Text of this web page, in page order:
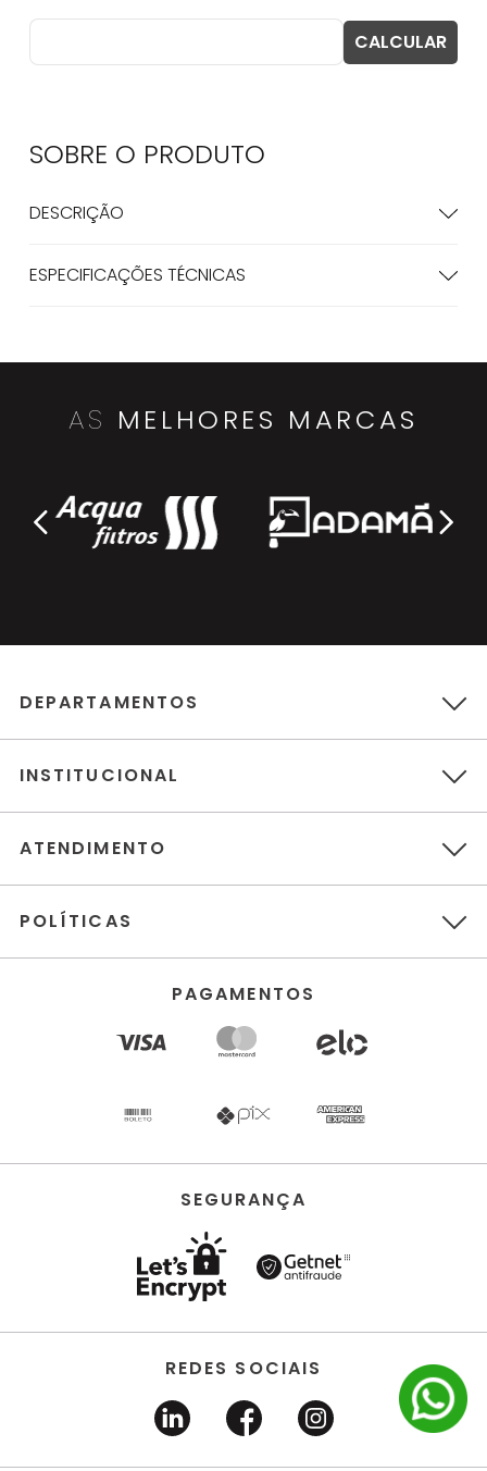
SOBRE O PRODUTO
DESCRIÇÃO
ESPECIFICAÇÕES TÉCNICAS
3.BL.NO.95
Deca
OFERTA
BACIA PARA CAIXA ACOPLADA CARRARA É
BACIA PARA CAIXA ACOPLADA LK ÉBANO -
0ITEM(S)
0,
à vista no pix
ou